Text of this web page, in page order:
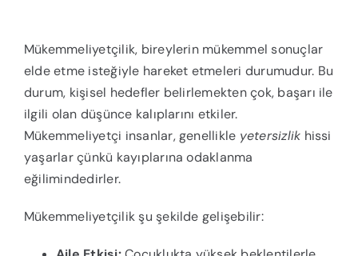
Mükemmeliyetçilik, bireylerin mükemmel sonuçlar
elde etme isteğiyle hareket etmeleri durumudur. Bu
durum, kişisel hedefler belirlemekten çok, başarı ile
ilgili olan düşünce kalıplarını etkiler.
Mükemmeliyetçi insanlar, genellikle yetersizlik hissi
yaşarlar çünkü kayıplarına odaklanma
eğilimindedirler.
Mükemmeliyetçilik şu şekilde gelişebilir: